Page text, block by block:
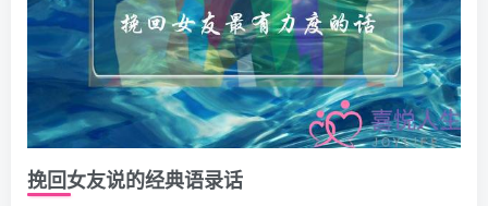
挽回女友说的经典语录话